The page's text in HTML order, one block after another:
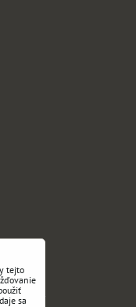
Sereď
tejto
sa